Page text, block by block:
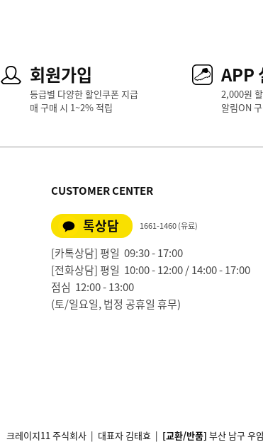
회원가입
등급별 다양한 할인쿠폰 지급
매 구매 시 1~2% 적립
APP
2,000원
알림ON
CUSTOMER CENTER
톡상담 1661-1460 (유료)
[카톡상담] 평일 09:30 - 17:00
[전화상담] 평일 10:00 - 12:00 / 14:00 - 17:00
점심 12:00 - 13:00
(토/일요일, 법정 공휴일 휴무)
크레이지11 주식회사 | 대표자 김태효 | [교환/반품] 부산 남구 우